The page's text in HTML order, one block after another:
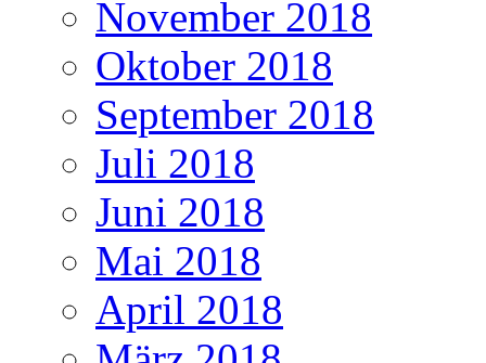
November 2018
Oktober 2018
September 2018
Juli 2018
Juni 2018
Mai 2018
April 2018